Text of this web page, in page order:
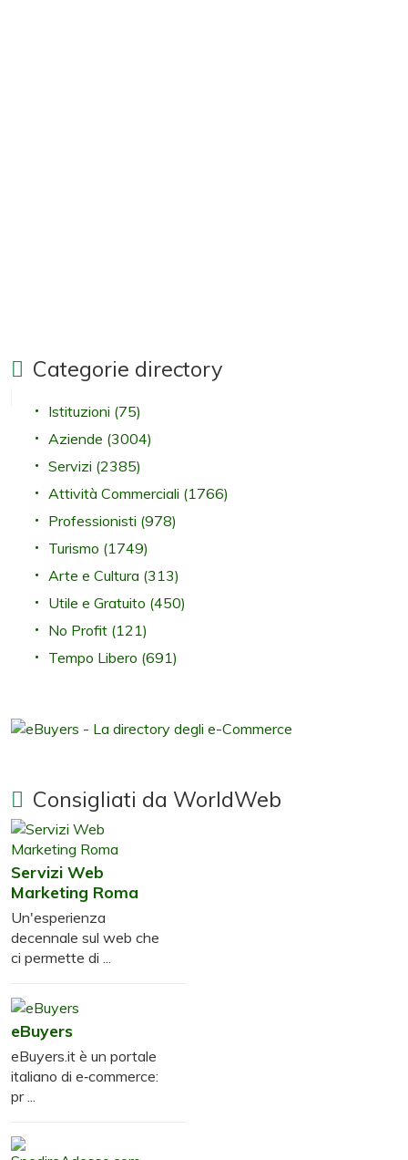
Categorie directory
Istituzioni (75)
Aziende (3004)
Servizi (2385)
Attività Commerciali (1766)
Professionisti (978)
Turismo (1749)
Arte e Cultura (313)
Utile e Gratuito (450)
No Profit (121)
Tempo Libero (691)
Consigliati da WorldWeb
Servizi Web
Marketing Roma
Un'esperienza
decennale sul web che
ci permette di ...
eBuyers
eBuyers.it è un portale
italiano di e‑commerce:
pr ...